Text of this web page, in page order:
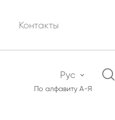
Контакты
Рус